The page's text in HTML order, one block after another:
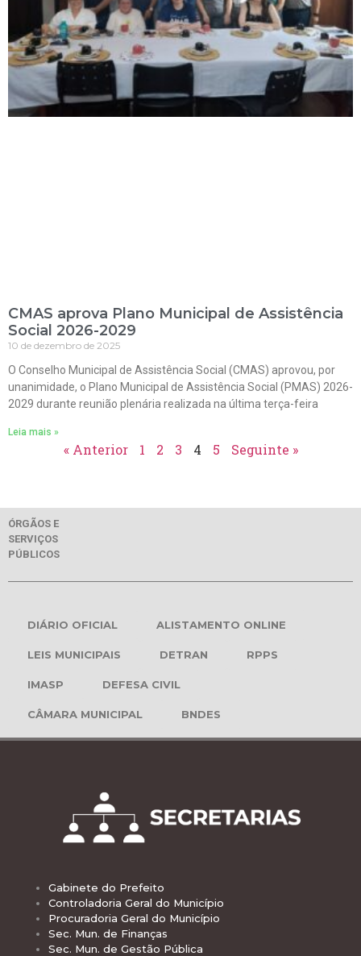
CMAS aprova Plano Municipal de Assistência
Social 2026-2029
10 de dezembro de 2025
O Conselho Municipal de Assistência Social (CMAS) aprovou, por
unanimidade, o Plano Municipal de Assistência Social (PMAS) 2026-
2029 durante reunião plenária realizada na última terça-feira
Leia mais »
« Anterior 1 2 3 4 5 Seguinte »
ÓRGÃOS E
SERVIÇOS
PÚBLICOS
DIÁRIO OFICIAL ALISTAMENTO ONLINE
LEIS MUNICIPAIS DETRAN RPPS
IMASP DEFESA CIVIL
CÂMARA MUNICIPAL BNDES
Gabinete do Prefeito
Controladoria Geral do Município
Procuradoria Geral do Município
Sec. Mun. de Finanças
Sec. Mun. de Gestão Pública